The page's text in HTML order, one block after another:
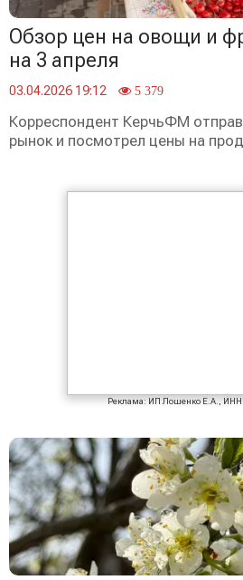
Обзор цен на овощи и
на 3 апреля
03.04.2026 19:12 5 379
Корреспондент КерчьФМ
рынок и посмотрел цены на
Реклама: ИП Лошенко Е.А., ИНН